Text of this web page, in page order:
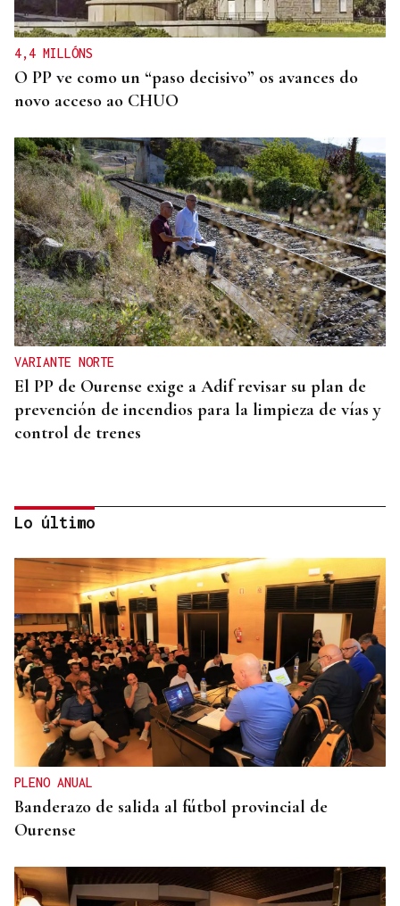
4,4 MILLÓNS
O PP ve como un “paso decisivo” os avances do
novo acceso ao CHUO
VARIANTE NORTE
El PP de Ourense exige a Adif revisar su plan de
prevención de incendios para la limpieza de vías y
control de trenes
"GRAN CAPACIDAD DE TRABAJO"
Baltar y Delgado trasladan su "apoyo" a Ana
Méndez como una "excelente candidata" a la
Alcaldía de Ourense
Lo último
PLENO ANUAL
Banderazo de salida al fútbol provincial de
Ourense